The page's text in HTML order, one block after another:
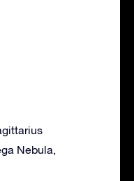
Nebula,